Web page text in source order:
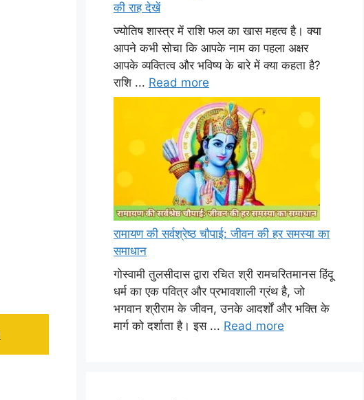
की राह देखें
ज्योतिष शास्त्र में राशि फल का खास महत्व है। क्या
आपने कभी सोचा कि आपके नाम का पहला अक्षर
आपके व्यक्तित्व और भविष्य के बारे में क्या कहता है?
राशि ... Read more
रामायण की सर्वश्रेष्ठ चौपाई: जीवन की हर समस्या का
समाधान
गोस्वामी तुलसीदास द्वारा रचित श्री रामचरितमानस हिंदू
धर्म का एक पवित्र और प्रभावशाली ग्रंथ है, जो
भगवान श्रीराम के जीवन, उनके आदर्शों और भक्ति के
मार्ग को दर्शाता है। इस ... Read more